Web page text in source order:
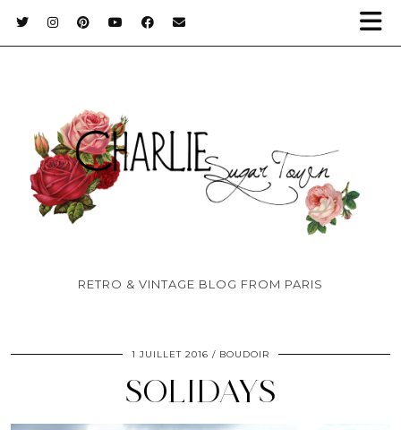
RETRO & VINTAGE BLOG FROM PARIS
1 JUILLET 2016 BOUDOIR
SOLIDAYS